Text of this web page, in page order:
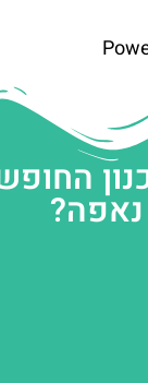
נאפה?